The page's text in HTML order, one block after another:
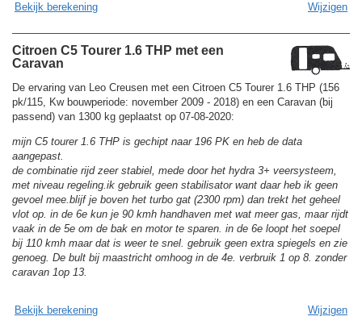
Bekijk berekening Wijzigen
Citroen C5 Tourer 1.6 THP met een
Caravan
De ervaring van Leo Creusen met een Citroen C5 Tourer 1.6 THP (156
pk/115, Kw bouwperiode: november 2009 - 2018) en een Caravan (bij
passend) van 1300 kg geplaatst op 07-08-2020:
mijn C5 tourer 1.6 THP is gechipt naar 196 PK en heb de data
aangepast.
de combinatie rijd zeer stabiel, mede door het hydra 3+ veersysteem,
met niveau regeling.ik gebruik geen stabilisator want daar heb ik geen
gevoel mee.blijf je boven het turbo gat (2300 rpm) dan trekt het geheel
vlot op. in de 6e kun je 90 kmh handhaven met wat meer gas, maar rijdt
vaak in de 5e om de bak en motor te sparen. in de 6e loopt het soepel
bij 110 kmh maar dat is weer te snel. gebruik geen extra spiegels en zie
genoeg. De bult bij maastricht omhoog in de 4e. verbruik 1 op 8. zonder
caravan 1op 13.
Bekijk berekening Wijzigen